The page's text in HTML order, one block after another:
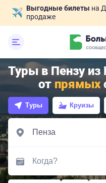
Выгодные билеты на
продаже
Туры в Пензу из
от прямых
Туры Круизы